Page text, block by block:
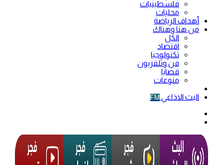
فلسطينيات
محليات
أهداف الرياضة
من هنا وهناك
الكل
اقتصاد
تكنولوجيا
فن وتلفزيون
قضايا
منوعات
البث الاذاعي FM